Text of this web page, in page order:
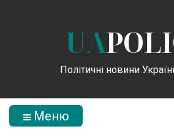
UA
Політичні новини
Меню